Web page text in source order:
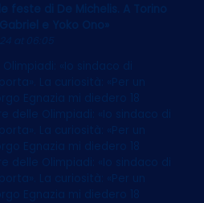
feste di De Michelis. A Torino
e Yoko Ono»
at 06:05
«Io sindaco di
La curiosità: «Per un
Egnazia mi diedero 18
delle Olimpiadi: «Io sindaco di
La curiosità: «Per un
Egnazia mi diedero 18
delle Olimpiadi: «Io sindaco di
La curiosità: «Per un
Egnazia mi diedero 18